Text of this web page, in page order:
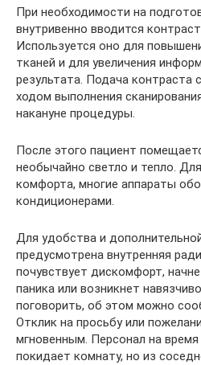
При необходимости на
внутривенно вводится
Используется оно для
тканей и для увеличения
результата. Подача контраста
ходом выполнения
накануне процедуры.
После этого пациент
необычайно светло и тепло.
комфорта, многие аппараты
кондиционерами.
Для удобства и
предусмотрена внутренняя
почувствует дискомфорт,
паника или возникнет
поговорить, об этом можно
Отклик на просьбу или
мгновенным. Персонал на
покидает комнату, но из